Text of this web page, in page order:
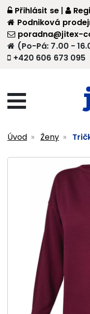
+420 606 673 095
(Po-Pá: 7.00 -
poradna@jitex-
Přihlásit se |
Podniková
Úvod Ženy